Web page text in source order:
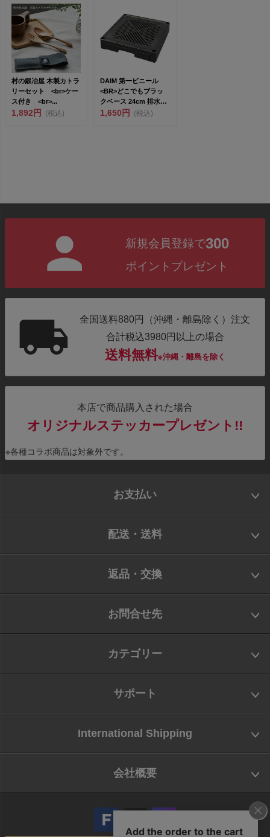
村の鍛冶屋 木製カトラ
リーセット <br>ケー
ス付き <br>...
1,892円 (税込)
DAIM 第一ビニール
<BR>どこでもブラッ
クベース 24cm 排水ト
レ...
1,650円 (税込)
新規会員登録で300
ポイントプレゼント
全国送料880円（沖縄・離島除く）注文
合計税込3980円以上の場合
送料無料※沖縄・離島を除く
本店で商品購入された場合
オリジナルステッカープレゼント!!
※各種コラボ商品は対象外です。
お支払い
配送・送料
返品・交換
お問合せ先
カテゴリー
サポート
International Shipping
会社概要